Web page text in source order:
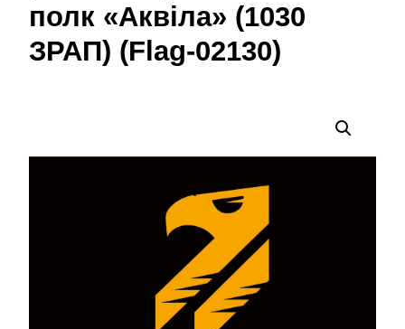
полк «Аквіла» (1030
ЗРАП) (Flag-02130)